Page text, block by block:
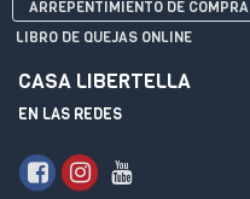
ARREPENTIMIENTO DE COMPRA
LIBRO DE QUEJAS ONLINE
CASA LIBERTELLA
EN LAS REDES